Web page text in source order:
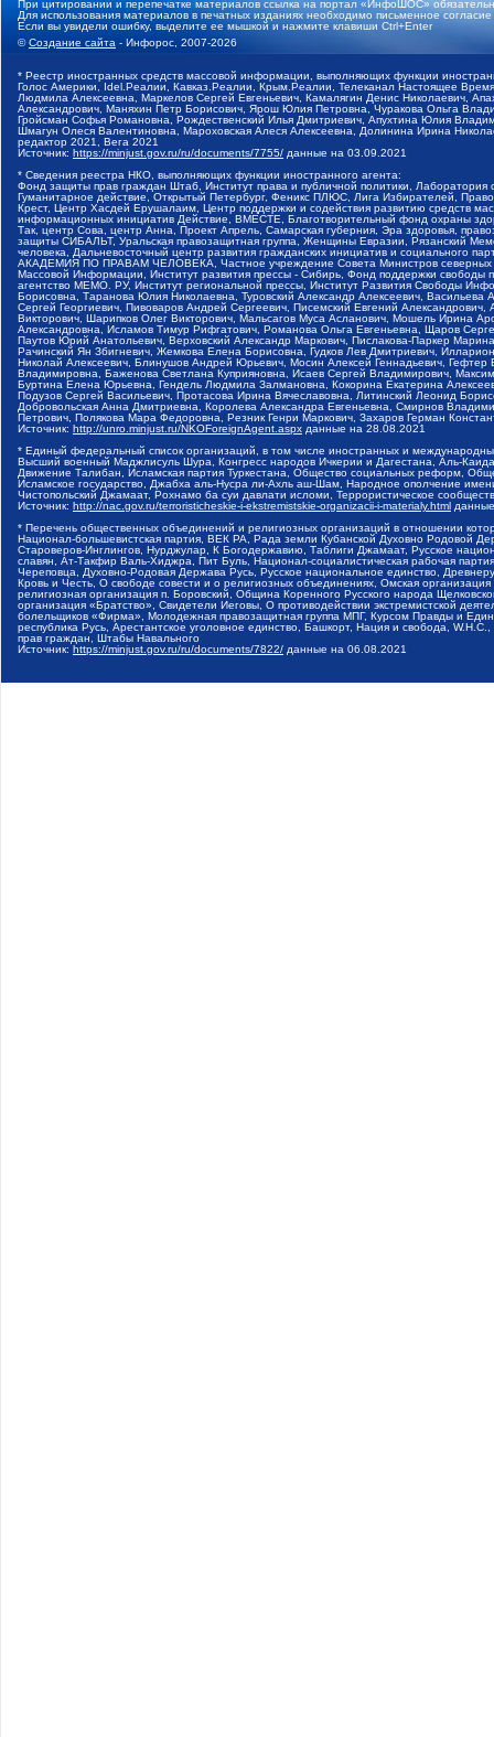
При цитировании и перепечатке материалов ссылка на портал «ИнфоШОС»
Для использования материалов в печатных изданиях необходимо письменное
Если вы увидели ошибку, выделите ее мышкой и нажмите клавиши Ctrl+Enter
©Создание сайта - Инфорос, 2007-2026
* Реестр иностранных средств массовой информации, выполняющих функции
Голос Америки, Idel.Реалии, Кавказ.Реалии, Крым.Реалии, Телеканал Настоящее
Людмила Алексеевна, Маркелов Сергей Евгеньевич, Камалягин Денис Николаевич,
Александрович, Маняхин Петр Борисович, Ярош Юлия Петровна, Чуракова Ольга
Гройсман Софья Романовна, Рождественский Илья Дмитриевич, Апухтина Юлия
Шмагун Олеся Валентиновна, Мароховская Алеся Алексеевна, Долинина Ирина
редактор 2021, Вега 2021
Источник: https://minjust.gov.ru/ru/documents/7755/ данные на 03.09.2021
* Сведения реестра НКО, выполняющих функции иностранного агента:
Фонд защиты прав граждан Штаб, Институт права и публичной политики,
Гуманитарное действие, Открытый Петербург, Феникс ПЛЮС, Лига Избирателей,
Крест, Центр Хасдей Ерушалаим, Центр поддержки и содействия развитию средств
информационных инициатив Действие, ВМЕСТЕ, Благотворительный фонд охраны
Так, центр Сова, центр Анна, Проект Апрель, Самарская губерния, Эра здоровья,
защиты СИБАЛЬТ, Уральская правозащитная группа, Женщины Евразии, Рязанский
человека, Дальневосточный центр развития гражданских инициатив и социального
АКАДЕМИЯ ПО ПРАВАМ ЧЕЛОВЕКА, Частное учреждение Совета Министров северных
Массовой Информации, Институт развития прессы - Сибирь, Фонд поддержки
агентство МЕМО. РУ, Институт региональной прессы, Институт Развития Свободы
Борисовна, Таранова Юлия Николаевна, Туровский Александр Алексеевич,
Сергей Георгиевич, Пивоваров Андрей Сергеевич, Писемский Евгений
Викторович, Шарипков Олег Викторович, Мальсагов Муса Асланович, Мошель Ирина
Александровна, Исламов Тимур Рифгатович, Романова Ольга Евгеньевна, Щаров
Паутов Юрий Анатольевич, Верховский Александр Маркович, Пислакова-Паркер
Рачинский Ян Збигневич, Жемкова Елена Борисовна, Гудков Лев Дмитриевич,
Николай Алексеевич, Блинушов Андрей Юрьевич, Мосин Алексей Геннадьевич,
Владимировна, Баженова Светлана Куприяновна, Исаев Сергей Владимирович,
Буртина Елена Юрьевна, Гендель Людмила Залмановна, Кокорина Екатерина
Подузов Сергей Васильевич, Протасова Ирина Вячеславовна, Литинский Леонид
Добровольская Анна Дмитриевна, Королева Александра Евгеньевна, Смирнов
Петрович, Полякова Мара Федоровна, Резник Генри Маркович, Захаров Герман
Источник: http://unro.minjust.ru/NKOForeignAgent.aspx данные на 28.08.2021
* Единый федеральный список организаций, в том числе иностранных и
Высший военный Маджлисуль Шура, Конгресс народов Ичкерии и Дагестана, Аль-
Движение Талибан, Исламская партия Туркестана, Общество социальных реформ,
Исламское государство, Джабха аль-Нусра ли-Ахль аш-Шам, Народное ополчение
Чистопольский Джамаат, Рохнамо ба суи давлати исломи, Террористическое
Источник: http://nac.gov.ru/terroristicheskie-i-ekstremistskie-organizacii-i-materialy.html
* Перечень общественных объединений и религиозных организаций в отношении
Национал-большевистская партия, ВЕК РА, Рада земли Кубанской Духовно Родовой
Староверов-Инглингов, Нурджулар, К Богодержавию, Таблиги Джамаат, Русское
славян, Ат-Такфир Валь-Хиджра, Пит Буль, Национал-социалистическая рабочая
Череповца, Духовно-Родовая Держава Русь, Русское национальное единство,
Кровь и Честь, О свободе совести и о религиозных объединениях, Омская
религиозная организация п. Боровский, Община Коренного Русского народа
организация «Братство», Свидетели Иеговы, О противодействии экстремистской
болельщиков «Фирма», Молодежная правозащитная группа МПГ, Курсом Правды и
республика Русь, Арестантское уголовное единство, Башкорт, Нация и свобода,
прав граждан, Штабы Навального
Источник: https://minjust.gov.ru/ru/documents/7822/ данные на 06.08.2021